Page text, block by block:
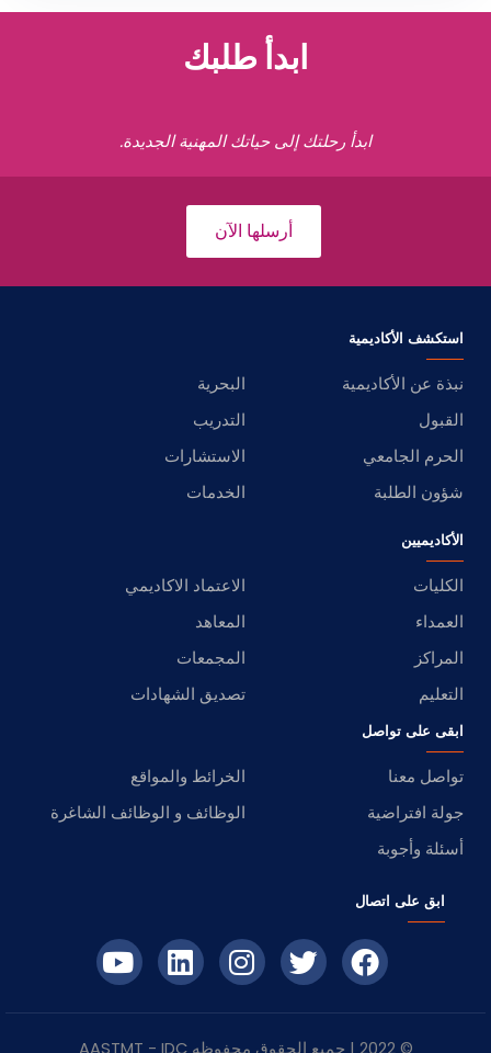
ابدأ طلبك
ابدأ رحلتك إلى حياتك المهنية الجديدة.
أرسلها الآن
استكشف الأكاديمية
نبذة عن الأكاديمية
البحرية
القبول
التدريب
الحرم الجامعي
الاستشارات
شؤون الطلبة
الخدمات
الأكاديميين
الكليات
الاعتماد الاكاديمي
العمداء
المعاهد
المراكز
المجمعات
التعليم
تصديق الشهادات
ابقى على تواصل
تواصل معنا
الخرائط والمواقع
جولة افتراضية
الوظائف و الوظائف الشاغرة
أسئلة وأجوبة
ابق على اتصال
© 2022 | جميع الحقوق محفوظه IDC
- AASTMT